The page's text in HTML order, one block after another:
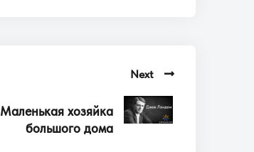
Next
Маленькая хозяйка
большого дома